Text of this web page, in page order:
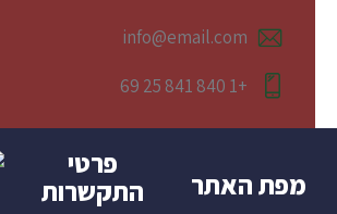
info@email.com
+1 840 841 25 69
מפת האתר
פרטי
התקשרות